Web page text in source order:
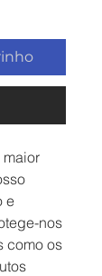
e
nos
como os